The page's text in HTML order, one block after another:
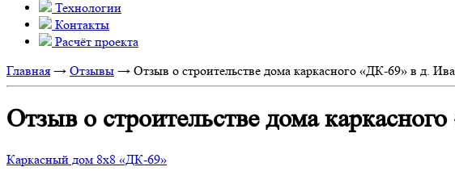
Технологии
Контакты
Расчёт проекта
Главная → Отзывы → Отзыв о строительстве дома каркасного «ДК-69» в д.
Отзыв о строительстве дома
Каркасный дом 8х8 «ДК-69»